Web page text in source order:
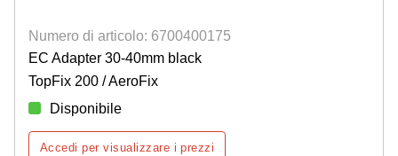
Numero di articolo: 6700400175
EC Adapter 30-40mm black
TopFix 200 / AeroFix
Disponibile
Accedi per visualizzare i prezzi